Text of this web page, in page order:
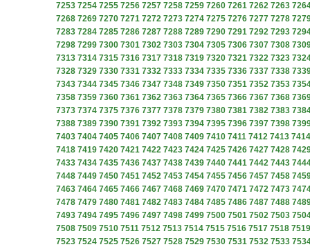
7253 7254 7255 7256 7257 7258 7259 7260 7261 7262 7263
7268 7269 7270 7271 7272 7273 7274 7275 7276 7277 7278
7283 7284 7285 7286 7287 7288 7289 7290 7291 7292 7293
7298 7299 7300 7301 7302 7303 7304 7305 7306 7307 7308
7313 7314 7315 7316 7317 7318 7319 7320 7321 7322 7323
7328 7329 7330 7331 7332 7333 7334 7335 7336 7337 7338
7343 7344 7345 7346 7347 7348 7349 7350 7351 7352 7353
7358 7359 7360 7361 7362 7363 7364 7365 7366 7367 7368
7373 7374 7375 7376 7377 7378 7379 7380 7381 7382 7383
7388 7389 7390 7391 7392 7393 7394 7395 7396 7397 7398
7403 7404 7405 7406 7407 7408 7409 7410 7411 7412 7413 7414
7418 7419 7420 7421 7422 7423 7424 7425 7426 7427 7428
7433 7434 7435 7436 7437 7438 7439 7440 7441 7442 7443
7448 7449 7450 7451 7452 7453 7454 7455 7456 7457 7458
7463 7464 7465 7466 7467 7468 7469 7470 7471 7472 7473
7478 7479 7480 7481 7482 7483 7484 7485 7486 7487 7488
7493 7494 7495 7496 7497 7498 7499 7500 7501 7502 7503
7508 7509 7510 7511 7512 7513 7514 7515 7516 7517 7518 7519
7523 7524 7525 7526 7527 7528 7529 7530 7531 7532 7533